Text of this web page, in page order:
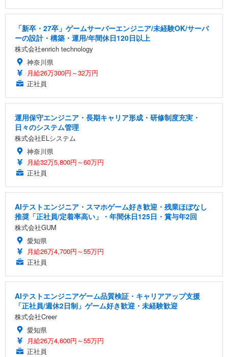
「新卒・27卒」ゲームサーバーエンジニア/未経験OK/サーバ
ーの設計・構築・運用/年間休日120日以上
株式会社enrich technology
神奈川県
月給26万300円～32万円
正社員
運用保守エンジニア・長期キャリア形成・研修制度充実・
日々のシステム管理
株式会社ELシステム
神奈川県
月給32万5,800円～60万円
正社員
AIテストエンジニア・スマホゲーム好き歓迎・残業ほぼなし
推奨「正社員/定着率高い」・年間休日125日・賞与年2回
株式会社GUM
愛知県
月給26万4,700円～55万円
正社員
AIテストエンジニアゲーム品質検証・キャリアアップ支援
「正社員/週休2日制」ゲーム好き歓迎・未経験歓迎
株式会社Creer
愛知県
月給26万4,600円～55万円
正社員